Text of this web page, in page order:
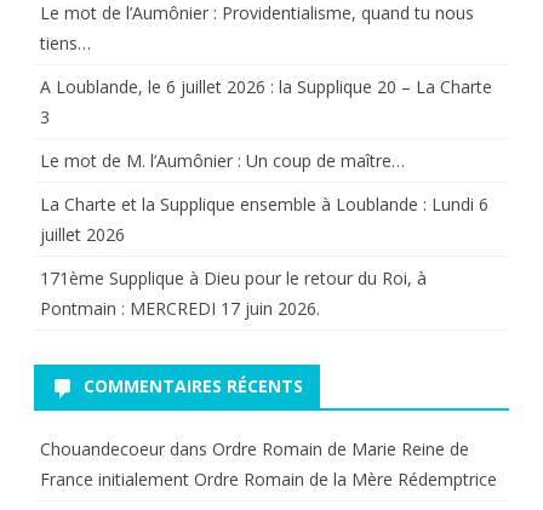
Le mot de l’Aumônier : Providentialisme, quand tu nous
tiens…
A Loublande, le 6 juillet 2026 : la Supplique 20 – La Charte
3
Le mot de M. l’Aumônier : Un coup de maître…
La Charte et la Supplique ensemble à Loublande : Lundi 6
juillet 2026
171ème Supplique à Dieu pour le retour du Roi, à
Pontmain : MERCREDI 17 juin 2026.
COMMENTAIRES RÉCENTS
Chouandecoeur dans Ordre Romain de Marie Reine de
France initialement Ordre Romain de la Mère Rédemptrice